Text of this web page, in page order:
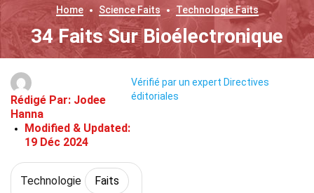
Home ScienceFaits TechnologieFaits
34 Faits Sur Bioélectronique
Rédigé Par: Jodee
Hanna
Modified & Updated:
19 Déc 2024
Vérifié par un expert Directives
éditoriales
Technologie Faits